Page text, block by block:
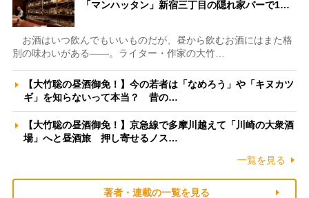
「マンハッタン」新宿三丁目の隠れ家バーで1…
お酒はいつ飲んでもいいものだが、昼から飲むお酒にはまた格
別の味わいがある――。ライター・作家の大竹…
【大竹聡の昼酒御免！】今の若者は「なめろう」や「キヌカツ
ギ」を知らないって本当？ 昔の…
【大竹聡の昼酒御免！】京急線で多摩川越えて「川崎の大衆酒
場」へと昼酒旅 押し寄せるノス…
一覧を見る
著者・連載の一覧を見る